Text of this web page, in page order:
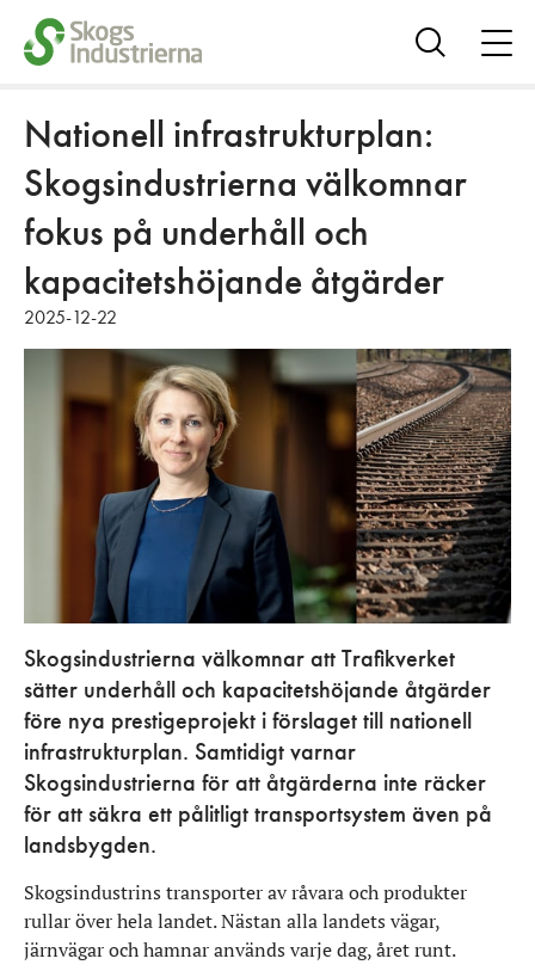
Visa
Nationell infrastrukturplan:
Skogsindustrierna välkomnar
fokus på underhåll och
kapacitetshöjande åtgärder
2025-12-22
Skogsindustrierna välkomnar att Trafikverket
sätter underhåll och kapacitetshöjande åtgärder
före nya prestigeprojekt i förslaget till nationell
infrastrukturplan. Samtidigt varnar
Skogsindustrierna för att åtgärderna inte räcker
för att säkra ett pålitligt transportsystem även på
landsbygden.
Skogsindustrins transporter av råvara och produkter
rullar över hela landet. Nästan alla landets vägar,
järnvägar och hamnar används varje dag, året runt.